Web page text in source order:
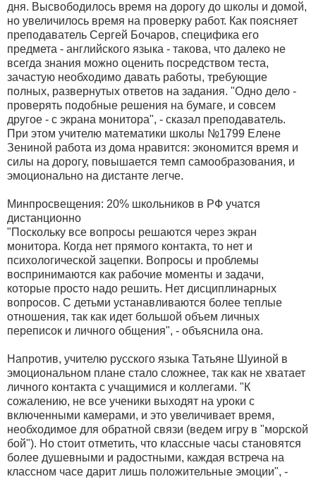
дня. Высвободилось время на дорогу до школы и домой,
но увеличилось время на проверку работ. Как поясняет
преподаватель Сергей Бочаров, специфика его
предмета - английского языка - такова, что далеко не
всегда знания можно оценить посредством теста,
зачастую необходимо давать работы, требующие
полных, развернутых ответов на задания. "Одно дело -
проверять подобные решения на бумаге, и совсем
другое - с экрана монитора", - сказал преподаватель.
При этом учителю математики школы №1799 Елене
Зениной работа из дома нравится: экономится время и
силы на дорогу, повышается темп самообразования, и
эмоционально на дистанте легче.
Минпросвещения: 20% школьников в РФ учатся
дистанционно
"Поскольку все вопросы решаются через экран
монитора. Когда нет прямого контакта, то нет и
психологической зацепки. Вопросы и проблемы
воспринимаются как рабочие моменты и задачи,
которые просто надо решить. Нет дисциплинарных
вопросов. С детьми устанавливаются более теплые
отношения, так как идет большой объем личных
переписок и личного общения", - объяснила она.
Напротив, учителю русского языка Татьяне Шуиной в
эмоциональном плане стало сложнее, так как не хватает
личного контакта с учащимися и коллегами. "К
сожалению, не все ученики выходят на уроки с
включенными камерами, и это увеличивает время,
необходимое для обратной связи (ведем игру в "морской
бой"). Но стоит отметить, что классные часы становятся
более душевными и радостными, каждая встреча на
классном часе дарит лишь положительные эмоции", -